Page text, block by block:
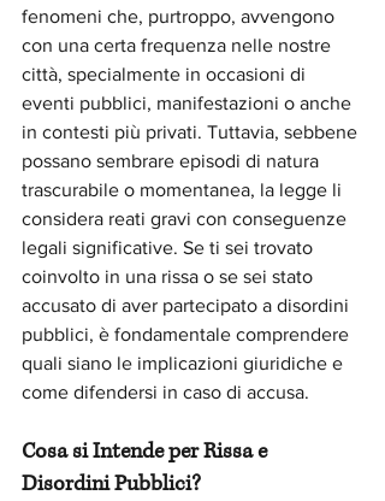
fenomeni che, purtroppo, avvengono
con una certa frequenza nelle nostre
città, specialmente in occasioni di
eventi pubblici, manifestazioni o anche
in contesti più privati. Tuttavia, sebbene
possano sembrare episodi di natura
trascurabile o momentanea, la legge li
considera reati gravi con conseguenze
legali significative. Se ti sei trovato
coinvolto in una rissa o se sei stato
accusato di aver partecipato a disordini
pubblici, è fondamentale comprendere
quali siano le implicazioni giuridiche e
come difendersi in caso di accusa.
Cosa si Intende per Rissa e
Disordini Pubblici?